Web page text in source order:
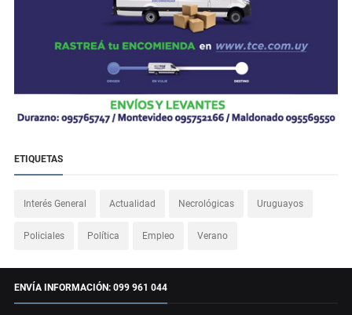
ETIQUETAS
Interés General Actualidad Necrológicas Uruguayos
Policiales Política Empleo Verano
ENVÍA INFORMACIÓN: 099 961 044